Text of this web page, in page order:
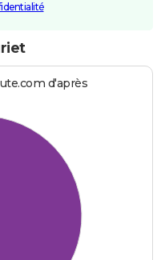
d'après